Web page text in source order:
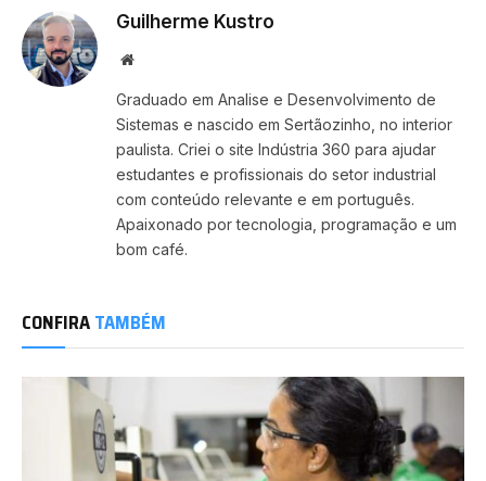
Guilherme Kustro
Website
Graduado em Analise e Desenvolvimento de
Sistemas e nascido em Sertãozinho, no interior
paulista. Criei o site Indústria 360 para ajudar
estudantes e profissionais do setor industrial
com conteúdo relevante e em português.
Apaixonado por tecnologia, programação e um
bom café.
CONFIRATAMBÉM